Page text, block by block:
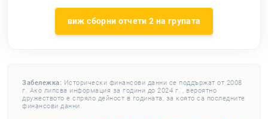
виж сборни отчети 2 на групата
Забележка: Исторически финансови данни се поддържат от 2008
г. Ако липсва информация за години до 2024 г. , вероятно
дружеството е спряло дейност в годината, за която са последните
финансови данни.